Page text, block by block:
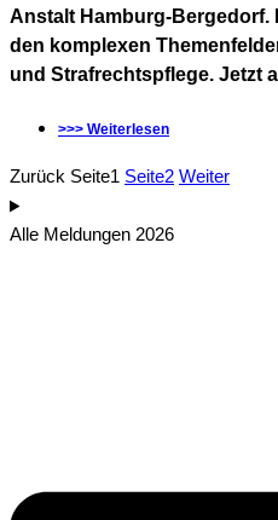
Anstalt Hamburg-
den komplexen
und Strafrechtspflege. Jetzt
>>> Weiterlesen
Zurück Seite1 Seite2 Weiter
Alle Meldungen 2026